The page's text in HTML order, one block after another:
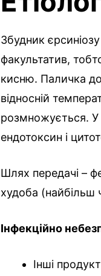
Збудник
факультатив,
кисню. Паличка
відносній
розмножується. У
ендотоксин і
Шлях передачі –
худоба (найбільш
Інфекційно
Інші